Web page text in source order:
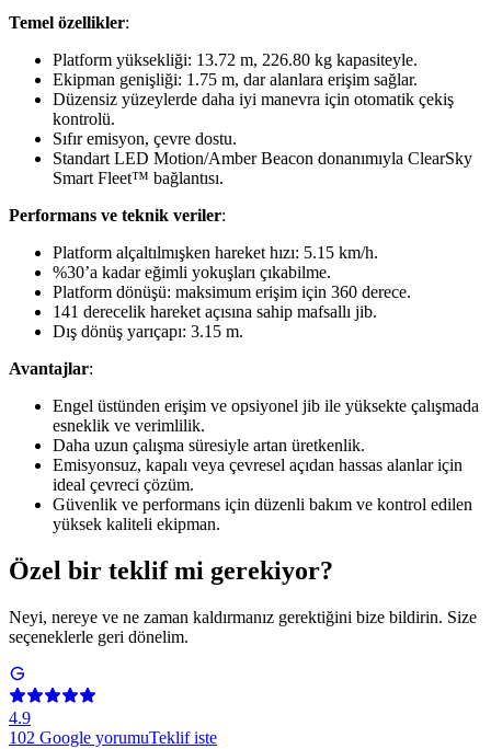
Temel özellikler:
Platform yüksekliği: 13.72 m, 226.80 kg kapasiteyle.
Ekipman genişliği: 1.75 m, dar alanlara erişim sağlar.
Düzensiz yüzeylerde daha iyi manevra için otomatik çekiş
kontrolü.
Sıfır emisyon, çevre dostu.
Standart LED Motion/Amber Beacon donanımıyla ClearSky
Smart Fleet™ bağlantısı.
Performans ve teknik veriler:
Platform alçaltılmışken hareket hızı: 5.15 km/h.
%30’a kadar eğimli yokuşları çıkabilme.
Platform dönüşü: maksimum erişim için 360 derece.
141 derecelik hareket açısına sahip mafsallı jib.
Dış dönüş yarıçapı: 3.15 m.
Avantajlar:
Engel üstünden erişim ve opsiyonel jib ile yüksekte çalışmada
esneklik ve verimlilik.
Daha uzun çalışma süresiyle artan üretkenlik.
Emisyonsuz, kapalı veya çevresel açıdan hassas alanlar için
ideal çevreci çözüm.
Güvenlik ve performans için düzenli bakım ve kontrol edilen
yüksek kaliteli ekipman.
Özel bir teklif mi gerekiyor?
Neyi, nereye ve ne zaman kaldırmanız gerektiğini bize bildirin. Size
seçeneklerle geri dönelim.
4.9
102 Google yorumuTeklif iste